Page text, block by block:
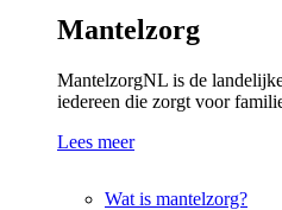
Mantelzorg
MantelzorgNL is de
iedereen die zorgt voor
Lees meer
Wat is mantelzorg?